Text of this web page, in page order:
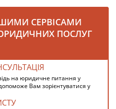
СЕРВІСАМИ
ПОСЛУГ
на юридичне питання у
Вам зорієнтуватися у